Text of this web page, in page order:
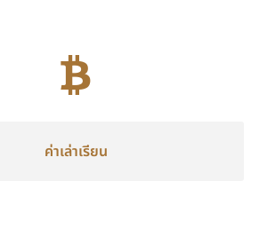
ค่าเล่าเรียน